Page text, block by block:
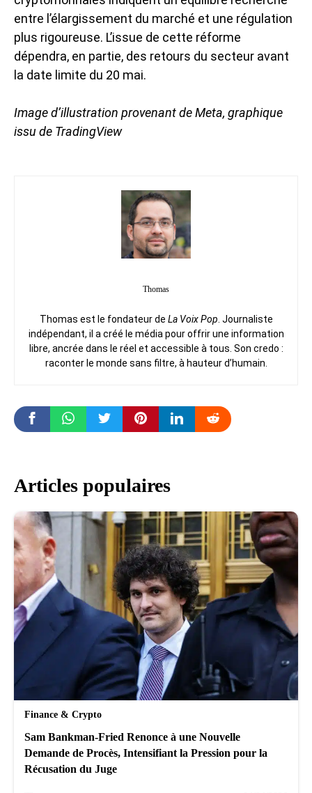
entre l’élargissement du marché et une régulation
plus rigoureuse. L’issue de cette réforme
dépendra, en partie, des retours du secteur avant
la date limite du 20 mai.
Image d’illustration provenant de Meta, graphique
issu de TradingView
Thomas
Thomas est le fondateur de La Voix Pop . Journaliste
indépendant, il a créé le média pour offrir une information
libre, ancrée dans le réel et accessible à tous. Son credo :
raconter le monde sans filtre, à hauteur d’humain.
Articles populaires
Finance & Crypto
Sam Bankman-Fried Renonce à une Nouvelle
Demande de Procès, Intensifiant la Pression pour la
Récusation du Juge